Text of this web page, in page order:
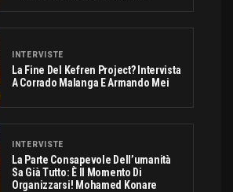
INTERVISTE
La Fine Del Kefren Project? Intervista
A Corrado Malanga E Armando Mei
INTERVISTE
La Parte Consapevole Dell’umanità
Sa Già Tutto: È Il Momento Di
Organizzarsi! Mohamed Konare